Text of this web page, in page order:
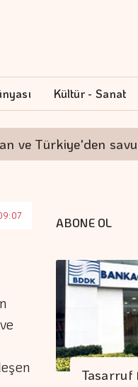
Kültür - Sanat
savunma
ABONE OL
Tasarruf